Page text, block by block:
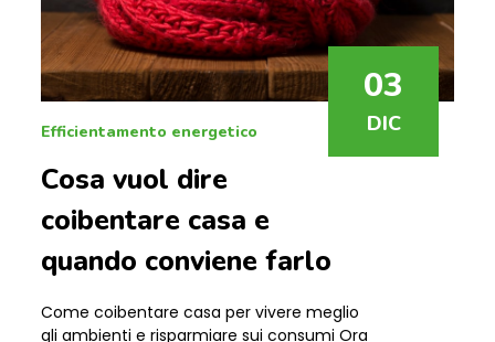
03
DIC
Efficientamento energetico
Cosa vuol dire
coibentare casa e
quando conviene farlo
Come coibentare casa per vivere meglio
gli ambienti e risparmiare sui consumi Ora